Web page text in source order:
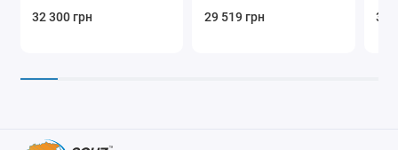
32 300 грн 29 519 грн 33